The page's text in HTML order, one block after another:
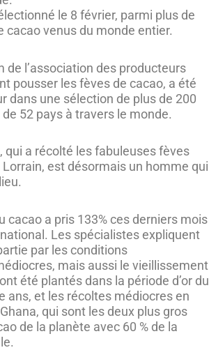
le 8 février, parmi plus de
cacao venus du monde entier.
de l’association des producteurs
pousser les fèves de cacao, a été
dans une sélection de plus de 200
52 pays à travers le monde.
qui a récolté les fabuleuses fèves
est désormais un homme qui
cacao a pris 133% ces derniers mois
Les spécialistes expliquent
par les conditions
mais aussi le vieillissement
été plantés dans la période d’or du
ans, et les récoltes médiocres en
qui sont les deux plus gros
de la planète avec 60 % de la